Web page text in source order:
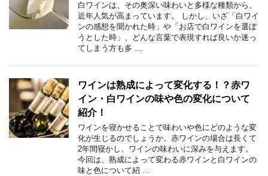
白ワインは、その奥深い味わいと多様な種類から、
近年人気が高まっています。 しかし、いざ「白ワイ
ンの感想を聞かれた時」や「お店で白ワインを選ぼ
うとした時」、どんな言葉で表現すれば良いか迷っ
てしまう方も多 …
ワインは熟成によって変化する！？赤ワ
イン・白ワインの味や色の変化について
紹介！
ワインを寝かせることで味わいや色にどのような変
化が生じるのでしょうか。赤ワインの場合は長くて
2年間寝かし、ワインの味わいに深みを与えます。
今回は、熟成によって変わる赤ワインと白ワインの
味と色について紹 …